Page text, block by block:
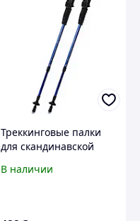
Треккинговые палки
для скандинавской
2019-1-BL Синий
В наличии